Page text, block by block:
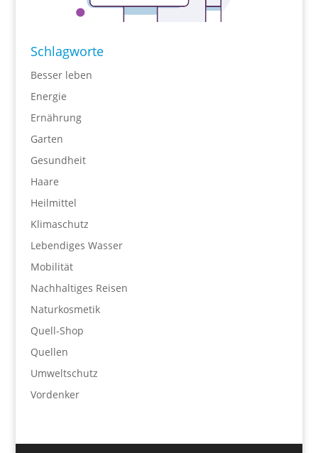
Schlagworte
Besser leben
Energie
Ernährung
Garten
Gesundheit
Haare
Heilmittel
Klimaschutz
Lebendiges Wasser
Mobilität
Nachhaltiges Reisen
Naturkosmetik
Quell-Shop
Quellen
Umweltschutz
Vordenker